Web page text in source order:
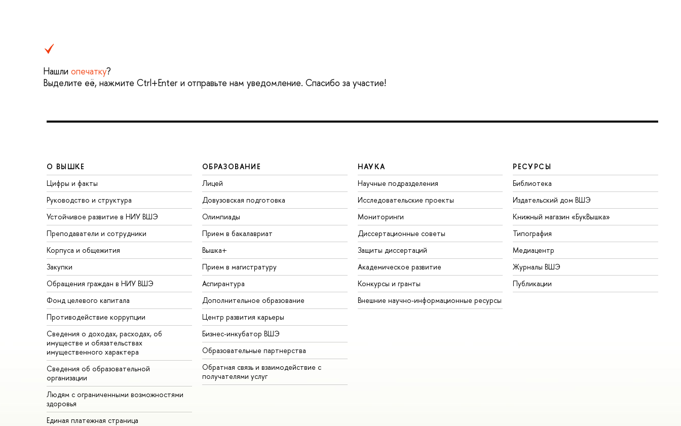
Нашли опечатку?
Выделите её, нажмите Ctrl+Enter и отправьте нам уведомление. Спасибо за участие!
О ВЫШКЕ
Цифры и факты
Руководство и структура
Устойчивое развитие в НИУ ВШЭ
Преподаватели и сотрудники
Корпуса и общежития
Закупки
Обращения граждан в НИУ ВШЭ
Фонд целевого капитала
Противодействие коррупции
Сведения о доходах, расходах, об
имуществе и обязательствах
имущественного характера
Сведения об образовательной
организации
Людям с ограниченными возможностями
здоровья
Единая платежная страница
ОБРАЗОВАНИЕ
Лицей
Довузовская подготовка
Олимпиады
Прием в бакалавриат
Вышка+
Прием в магистратуру
Аспирантура
Дополнительное образование
Центр развития карьеры
Бизнес-инкубатор ВШЭ
Образовательные партнерства
Обратная связь и взаимодействие с
получателями услуг
НАУКА
Научные подразделения
Исследовательские проекты
Мониторинги
Диссертационные советы
Защиты диссертаций
Академическое развитие
Конкурсы и гранты
Внешние научно-информационные ресурсы
РЕСУРСЫ
Библиотека
Издательский дом ВШЭ
Книжный магазин «БукВышка»
Типография
Медиацентр
Журналы ВШЭ
Публикации